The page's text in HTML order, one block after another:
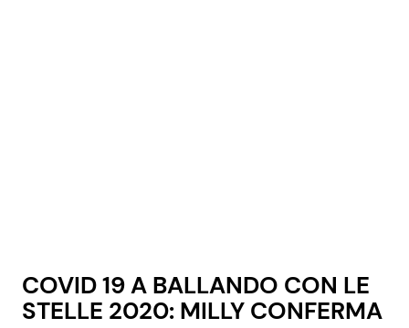
COVID 19 A BALLANDO CON LE
STELLE 2020: MILLY CONFERMA